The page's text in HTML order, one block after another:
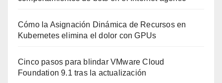
Cómo la Asignación Dinámica de Recursos en
Kubernetes elimina el dolor con GPUs
Cinco pasos para blindar VMware Cloud
Foundation 9.1 tras la actualización